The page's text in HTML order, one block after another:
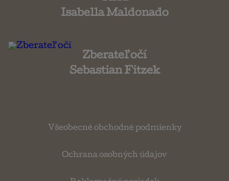
Isabella Maldonado
Zberateľ očí
Sebastian Fitzek
Všeobecné obchodné podmienky
Ochrana osobných údajov